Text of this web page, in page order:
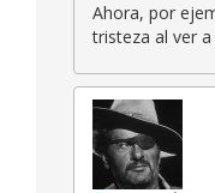
Ahora, por
tristeza al ver